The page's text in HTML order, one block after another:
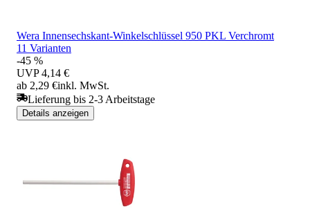
Wera Innensechskant-Winkelschlüssel 950 PKL Verchromt
11 Varianten
-45 %
UVP 4,14 €
ab 2,29 €inkl. MwSt.
Lieferung bis 2-3 Arbeitstage
Details anzeigen